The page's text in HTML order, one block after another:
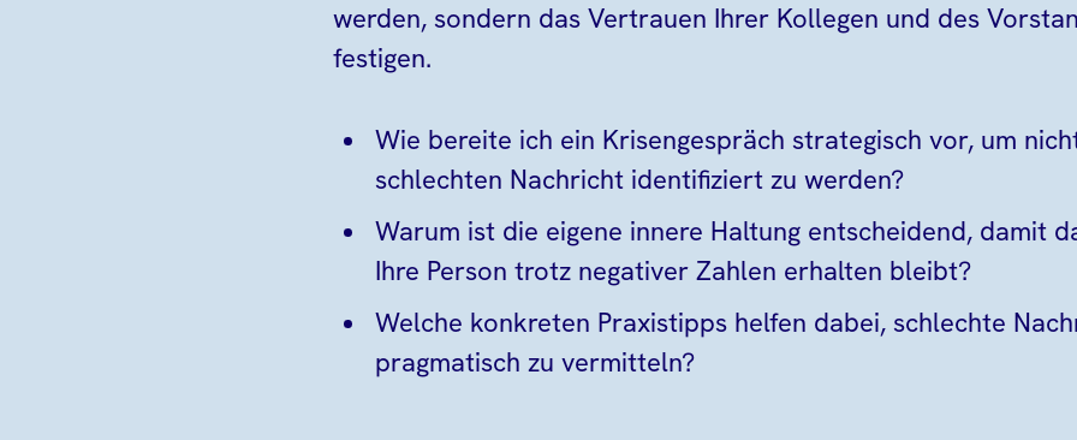
werden, sondern das Vertrauen Ihrer Kollegen und des
festigen.
Wie bereite ich ein Krisengespräch strategisch vor, um
schlechten Nachricht identifiziert zu werden?
Warum ist die eigene innere Haltung entscheidend, damit
Ihre Person trotz negativer Zahlen erhalten bleibt?
Welche konkreten Praxistipps helfen dabei, schlechte
pragmatisch zu vermitteln?